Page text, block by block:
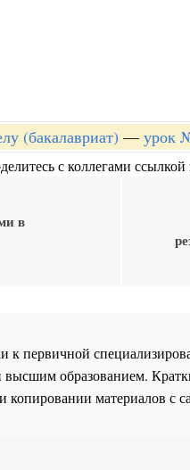
(бакалавриат) — урок
с коллегами
в
к первичной
высшим образованием.
копировании материалов с